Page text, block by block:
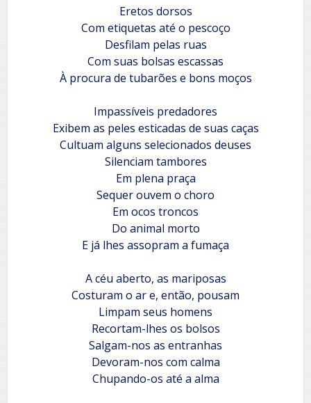
Eretos dorsos
Com etiquetas até o pescoço
Desfilam pelas ruas
Com suas bolsas escassas
À procura de tubarões e bons moços
Impassíveis predadores
Exibem as peles esticadas de suas caças
Cultuam alguns selecionados deuses
Silenciam tambores
Em plena praça
Sequer ouvem o choro
Em ocos troncos
Do animal morto
E já lhes assopram a fumaça
A céu aberto, as mariposas
Costuram o ar e, então, pousam
Limpam seus homens
Recortam-lhes os bolsos
Salgam-nos as entranhas
Devoram-nos com calma
Chupando-os até a alma